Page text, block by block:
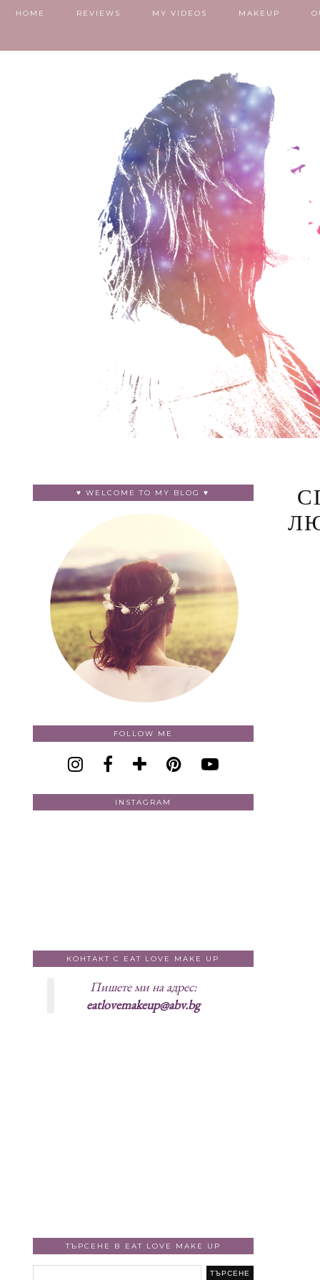
HOME REVIEWS MY VIDEOS MAKEUP
♥ WELCOME TO MY BLOG ♥
FOLLOW ME
INSTAGRAM
КОНТАКТ С EAT LOVE MAKE UP
Пишете ми на адрес:
eatlovemakeup@abv.bg
ТЪРСЕНЕ В EAT LOVE MAKE UP